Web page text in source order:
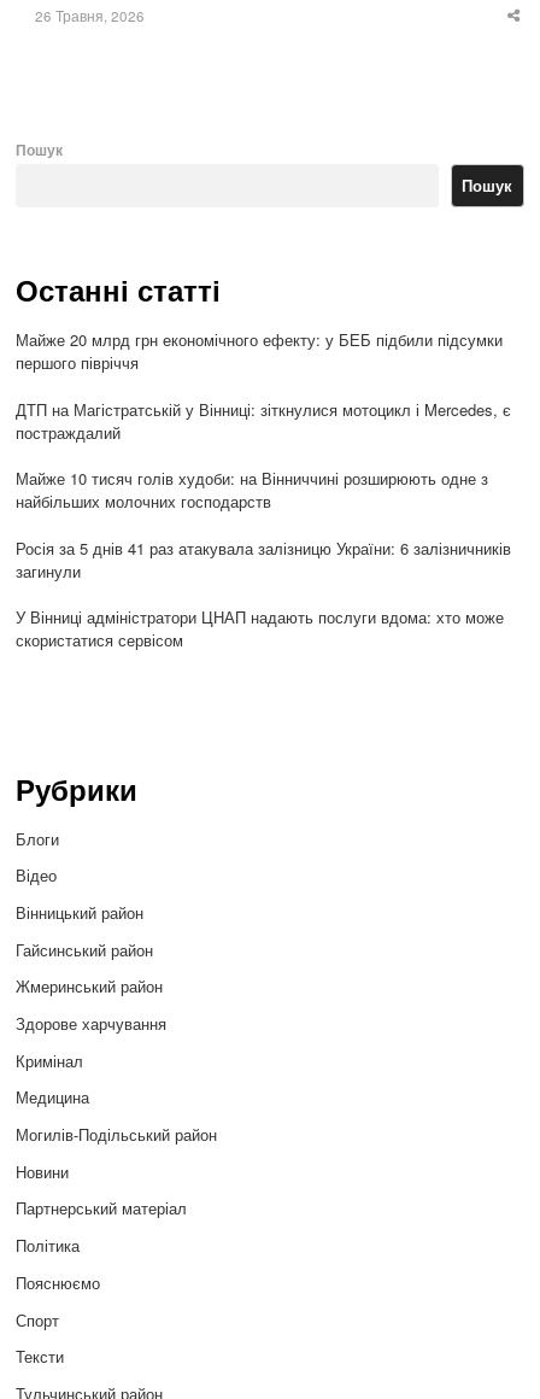
26 Травня, 2026
Пошук
Пошук
Останні статті
Майже 20 млрд грн економічного ефекту: у БЕБ підбили підсумки
першого півріччя
ДТП на Магістратській у Вінниці: зіткнулися мотоцикл і Mercedes, є
постраждалий
Майже 10 тисяч голів худоби: на Вінниччині розширюють одне з
найбільших молочних господарств
Росія за 5 днів 41 раз атакувала залізницю України: 6 залізничників
загинули
У Вінниці адміністратори ЦНАП надають послуги вдома: хто може
скористатися сервісом
Рубрики
Блоги
Відео
Вінницький район
Гайсинський район
Жмеринський район
Здорове харчування
Кримінал
Медицина
Могилів-Подільський район
Новини
Партнерський матеріал
Політика
Пояснюємо
Спорт
Тексти
Тульчинський район